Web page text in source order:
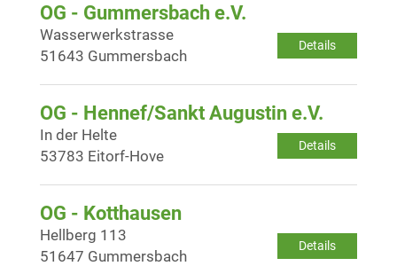
OG - Gummersbach e.V.
Details
Wasserwerkstrasse
51643 Gummersbach
OG - Hennef/Sankt Augustin e.V.
Details
In der Helte
53783 Eitorf-Hove
OG - Kotthausen
Details
Hellberg 113
51647 Gummersbach